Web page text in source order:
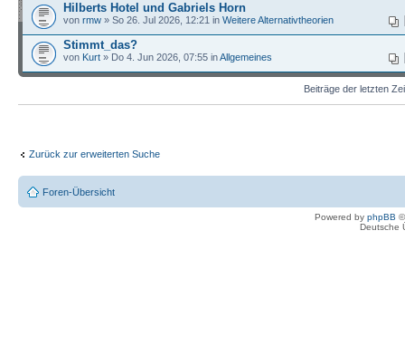
Hilberts Hotel und Gabriels Horn
von rmw » So 26. Jul 2026, 12:21 in Weitere Alternativtheorien
Stimmt_das?
von Kurt » Do 4. Jun 2026, 07:55 inAllgemeines
Beiträge der letzten
Zurück zur erweiterten Suche
Foren-Übersicht
Powered by phpBB
Deutsche